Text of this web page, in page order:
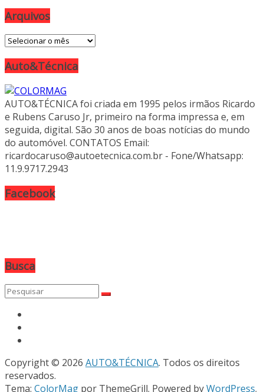
Arquivos
Arquivos
Auto&Técnica
AUTO&TÉCNICA foi criada em 1995 pelos irmãos Ricardo
e Rubens Caruso Jr, primeiro na forma impressa e, em
seguida, digital. São 30 anos de boas notícias do mundo
do automóvel. CONTATOS Email:
ricardocaruso@autoetecnica.com.br - Fone/Whatsapp:
11.9.9717.2943
Facebook
Busca
Copyright © 2026 AUTO&TÉCNICA. Todos os direitos
reservados.
Tema: ColorMag por ThemeGrill. Powered byWordPress.